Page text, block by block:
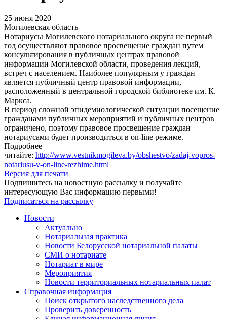
25 июня 2020
Могилевская область
Нотариусы Могилевского нотариального округа не первый
год осуществляют правовое просвещение граждан путем
консультирования в публичных центрах правовой
информации Могилевской области, проведения лекций,
встреч с населением. Наиболее популярным у граждан
является публичный центр правовой информации,
расположенный в центральной городской библиотеке им. К.
Маркса.
В период сложной эпидемиологической ситуации посещение
гражданами публичных мероприятий и публичных центров
ограничено, поэтому правовое просвещение граждан
нотариусами будет производиться в on-line режиме.
Подробнее
читайте: http://www.vestnikmogileva.by/obshestvo/zadaj-vopros-
notariusu-v-on-line-rezhime.html
Версия для печати
Подпишитесь на новостную рассылку и получайте
интересующую Вас информацию первыми!
Подписаться на рассылку
Новости
Актуально
Нотариальная практика
Новости Белорусской нотариальной палаты
СМИ о нотариате
Нотариат в мире
Мероприятия
Новости территориальных нотариальных палат
Справочная информация
Поиск открытого наследственного дела
Проверить доверенность